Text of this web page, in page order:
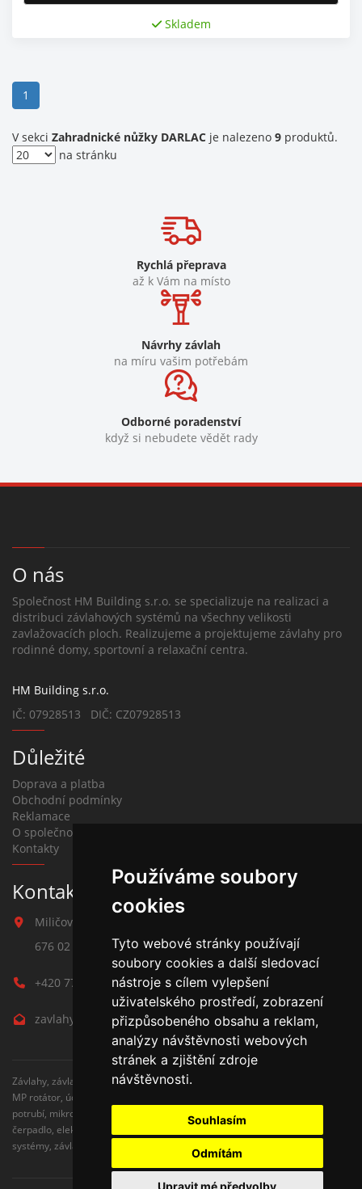
Používáme soubory
cookies
Tyto webové stránky používají
soubory cookies a další sledovací
nástroje s cílem vylepšení
uživatelského prostředí, zobrazení
přizpůsobeného obsahu a reklam,
analýzy návštěvnosti webových
stránek a zjištění zdroje
návštěvnosti.
Souhlasím
Odmítám
Upravit mé předvolby
Skladem
1
V sekci Zahradnické nůžky DARLAC je nalezeno 9 produktů.
na stránku
Rychlá přeprava
až k Vám na místo
Návrhy závlah
na míru vašim potřebám
Odborné poradenství
když si nebudete vědět rady
O nás
Společnost HM Building s.r.o. se specializuje na realizaci a
distribuci závlahových systémů na všechny velikosti
zavlažovacích ploch. Realizujeme a projektujeme závlahy pro
rodinné domy, sportovní a relaxační centra.
HM Building s.r.o.
IČ: 07928513 DIČ: CZ07928513
Důležité
Doprava a platba
Obchodní podmínky
Reklamace
O společnosti
Kontakty
Kontakt na závlahy
Miličova 541
676 02 Moravské Budějovice
+420 777 780 938
zavlahy@hmbuilding.cz
Závlahy, závlahové systémy, AZS, postřikovače, trysky, kapenkova závlaha,
MP rotátor, úderove postřikovače, automatické zavlažovaní, kapkovací
potrubí, mikrozávlaha, zahradní hadice, zahradní sloupky, Hunter,
čerpadlo, elektromagnetické ventily, zavlažovaní trávníku, zavlažovací
systémy, závlaha svépomocí, rozvodné potrubí, čidlo srážek